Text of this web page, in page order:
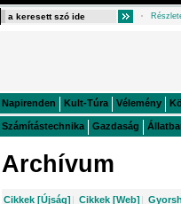
Napirenden Kult-Túra Vélemény
Számítástechnika Gazdaság
Archívum
Cikkek [Újság] | Cikkek [Web] |